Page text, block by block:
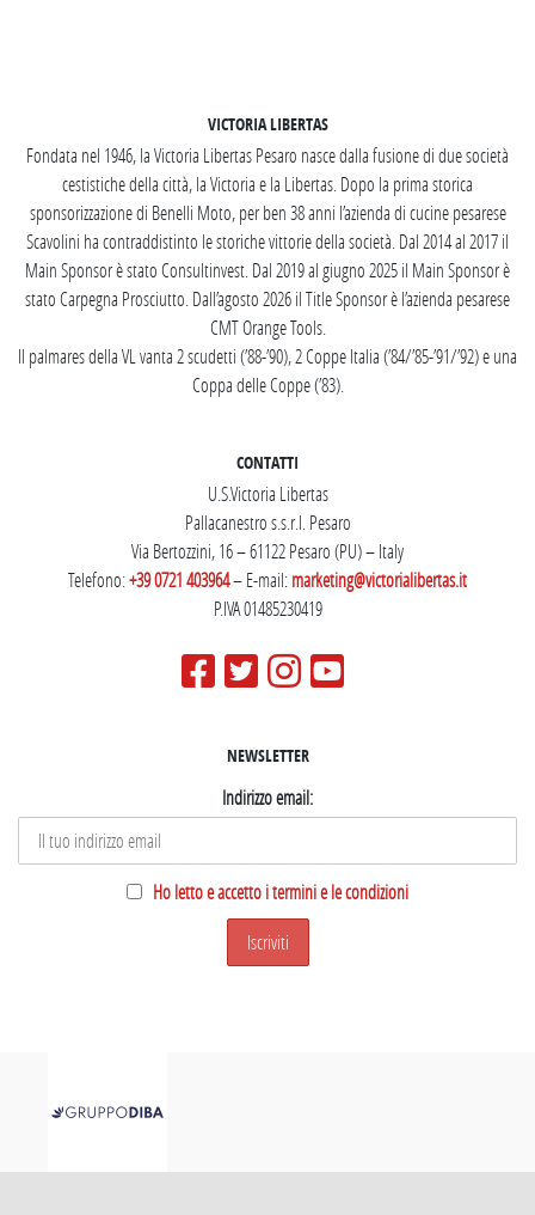
VICTORIA LIBERTAS
Fondata nel 1946, la Victoria Libertas Pesaro nasce dalla fusione di due società
cestistiche della città, la Victoria e la Libertas. Dopo la prima storica
sponsorizzazione di Benelli Moto, per ben 38 anni l’azienda di cucine pesarese
Scavolini ha contraddistinto le storiche vittorie della società. Dal 2014 al 2017 il
Main Sponsor è stato Consultinvest. Dal 2019 al giugno 2025 il Main Sponsor è
stato Carpegna Prosciutto. Dall’agosto 2026 il Title Sponsor è l’azienda pesarese
CMT Orange Tools.
Il palmares della VL vanta 2 scudetti (’88-’90), 2 Coppe Italia (’84/’85-’91/’92) e una
Coppa delle Coppe (’83).
CONTATTI
U.S.Victoria Libertas
Pallacanestro s.s.r.l. Pesaro
Via Bertozzini, 16 – 61122 Pesaro (PU) – Italy
Telefono:+39 0721 403964– E-mail:marketing@victorialibertas.it
P.IVA 01485230419
NEWSLETTER
Indirizzo email:
Ho letto e accetto i termini e le condizioni